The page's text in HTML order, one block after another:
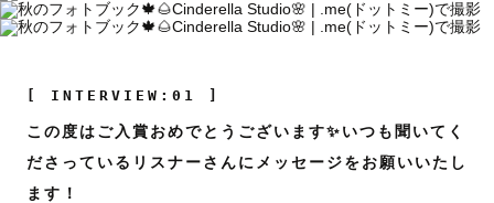
[ INTERVIEW:01 ]
この度はご入賞おめでとうございます✨いつも聞いてく
ださっているリスナーさんにメッセージをお願いいたし
ます！